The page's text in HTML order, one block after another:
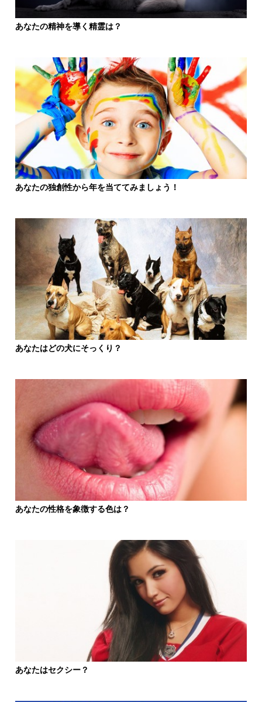
あなたの精神を導く精霊は？
あなたの独創性から年を当ててみましょう！
あなたはどの犬にそっくり？
あなたの性格を象徴する色は？
あなたはセクシー？